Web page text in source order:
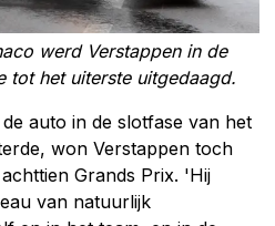
werd Verstappen in de
tot het uiterste uitgedaagd.
de auto in de slotfase van het
won Verstappen toch
Grands Prix. 'Hij
van natuurlijk